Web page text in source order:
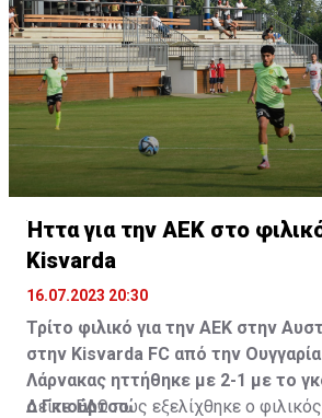
Ήττα για την ΑΕΚ στο
Kisvarda
16.07.2023 20:30
Τρίτο φιλικό για την ΑΕΚ στην
στην Kisvarda FC από την
Λάρνακας ηττήθηκε με 2-1 με το
ο Γκιούρτσο.
ΔείτεΕΔΩπώς εξελίχθηκε ο